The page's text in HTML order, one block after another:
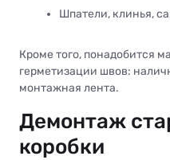
Шпатели, клинья,
Кроме того, понадобится
герметизации швов:
монтажная лента.
Демонтаж
коробки